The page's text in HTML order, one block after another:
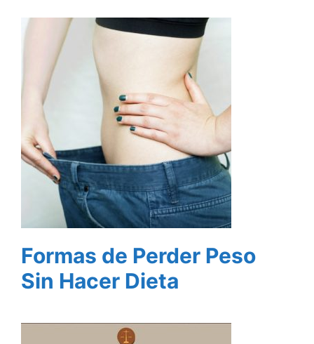
Formas de Perder Peso
Sin Hacer Dieta